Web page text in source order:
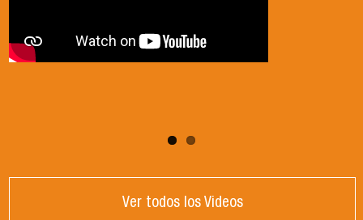
Ver todos los Videos